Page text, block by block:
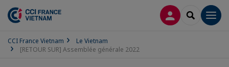
CONNEXION
CCI France Vietnam
Le Vietnam
[RETOUR SUR] Assemblée générale 2022